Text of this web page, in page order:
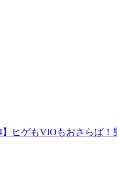
】ヒゲもVIOもおさらば